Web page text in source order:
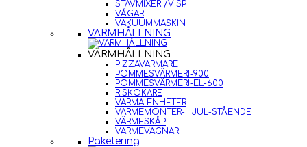
STAVMIXER /VISP
VÅGAR
VAKUUMMASKIN
VARMHÅLLNING
VARMHÅLLNING
PIZZAVÄRMARE
POMMESVÄRMERI-900
POMMESVÄRMERI-EL-600
RISKOKARE
VARMA ENHETER
VÄRMEMONTER-HJUL-STÅENDE
VÄRMESKÅP
VÄRMEVAGNAR
Paketering